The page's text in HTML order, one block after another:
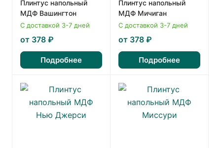
Плинтус напольный
МДФ Вашингтон
С доставкой 3-7 дней
от 378 ₽
Подробнее
Плинтус напольный
МДФ Мичиган
С доставкой 3-7 дней
от 378 ₽
Подробнее